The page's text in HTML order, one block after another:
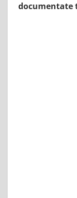
documentate